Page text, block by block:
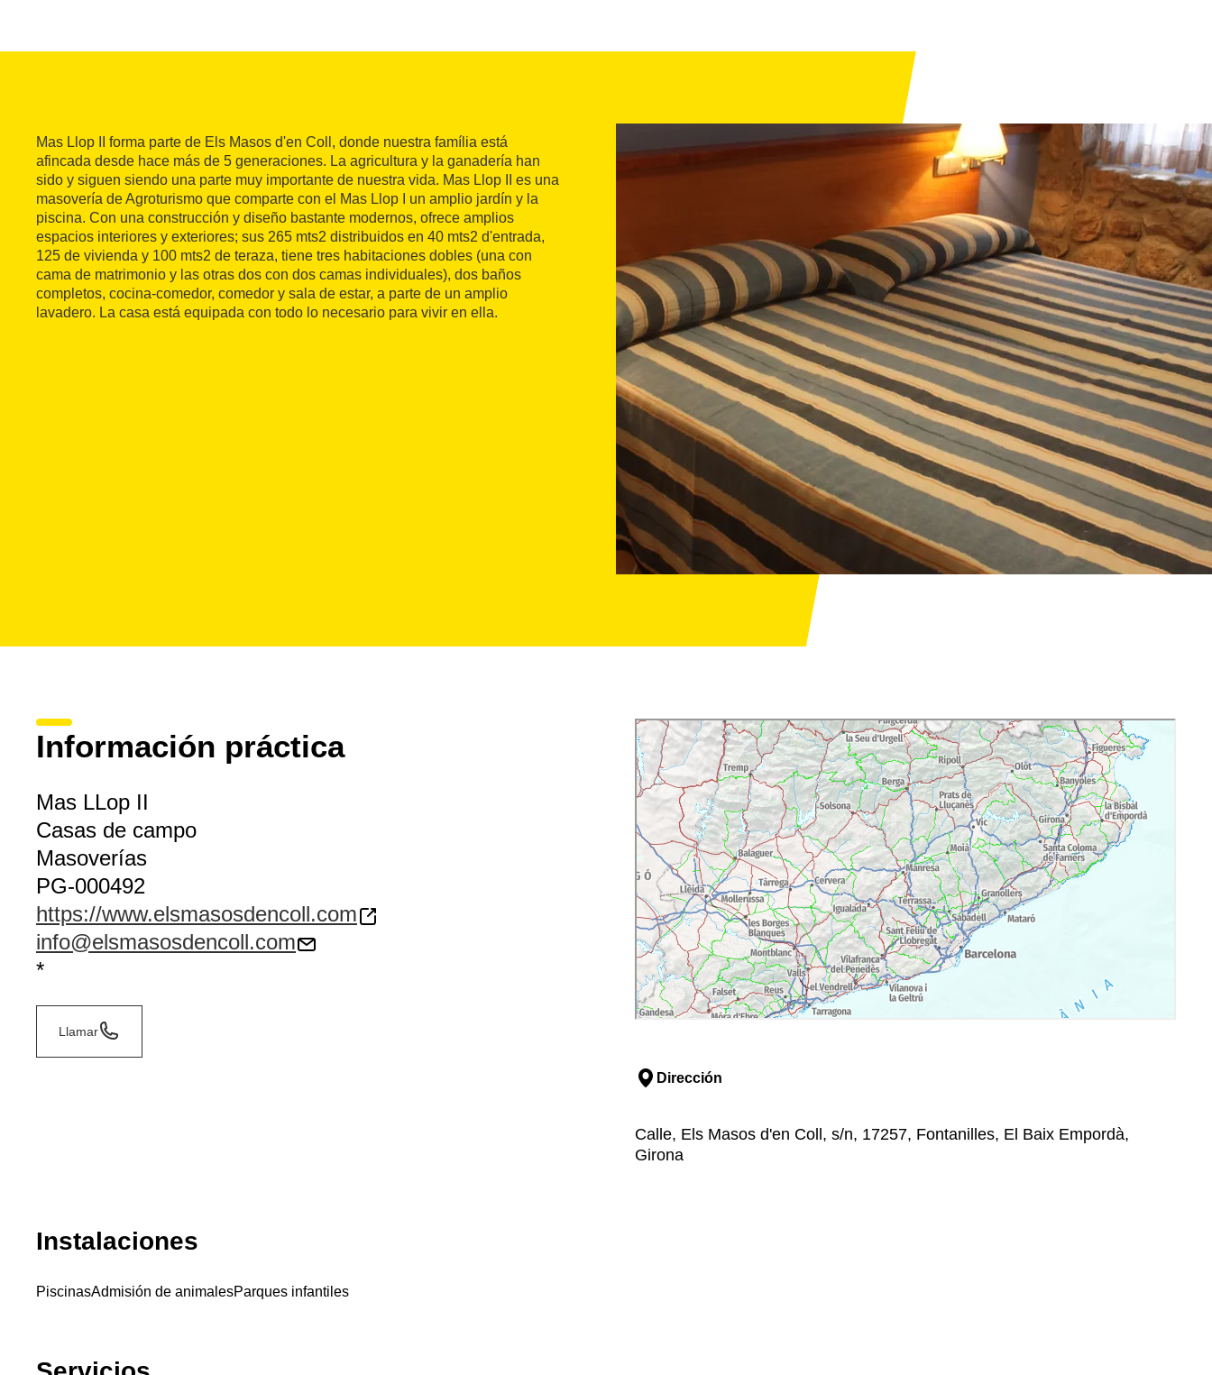
Mas Llop II forma parte de Els Masos d'en Coll, donde nuestra família está
afincada desde hace más de 5 generaciones. La agricultura y la ganadería han
sido y siguen siendo una parte muy importante de nuestra vida. Mas Llop II es una
masovería de Agroturismo que comparte con el Mas Llop I un amplio jardín y la
piscina. Con una construcción y diseño bastante modernos, ofrece amplios
espacios interiores y exteriores; sus 265 mts2 distribuidos en 40 mts2 d'entrada,
125 de vivienda y 100 mts2 de teraza, tiene tres habitaciones dobles (una con
cama de matrimonio y las otras dos con dos camas individuales), dos baños
completos, cocina-comedor, comedor y sala de estar, a parte de un amplio
lavadero. La casa está equipada con todo lo necesario para vivir en ella.
Información práctica
Mas LLop II
Casas de campo
Masoverías
PG-000492
https://www.elsmasosdencoll.com
info@elsmasosdencoll.com
*
Llamar
Dirección
Calle, Els Masos d'en Coll, s/n, 17257, Fontanilles, El Baix Empordà,
Girona
Instalaciones
PiscinasAdmisión de animalesParques infantiles